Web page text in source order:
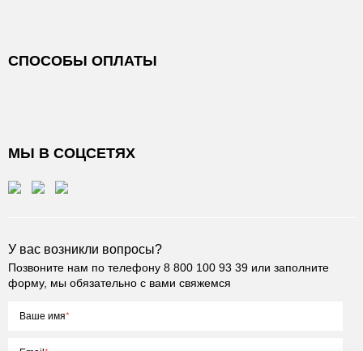
СПОСОБЫ ОПЛАТЫ
МЫ В СОЦСЕТЯХ
У вас возникли вопросы?
Позвоните нам по телефону 8 800 100 93 39 или заполните
форму, мы обязательно с вами свяжемся
Ваше имя